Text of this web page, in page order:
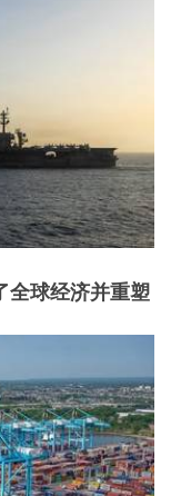
全球经济并重塑